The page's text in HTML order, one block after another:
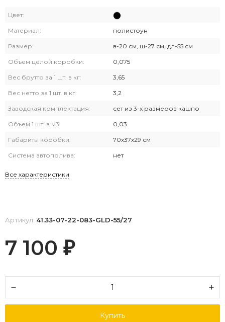
Цвет:
Материал: полистоун
Размер: в-20 см, ш-27 см, дл-55 см
Объем целой коробки: 0,075
Вес брутто за 1 шт. в кг: 3,65
Вес нетто за 1 шт. в кг: 3,2
Заводская комплектация: сет из 3-х размеров кашпо
Объем 1 шт. в м3: 0,03
Габариты коробки: 70х37х29 см
Система автополива: нет
Все характеристики
Артикул: 41.33-07-22-083-GLD-55/27
7 100 ₽
Купить